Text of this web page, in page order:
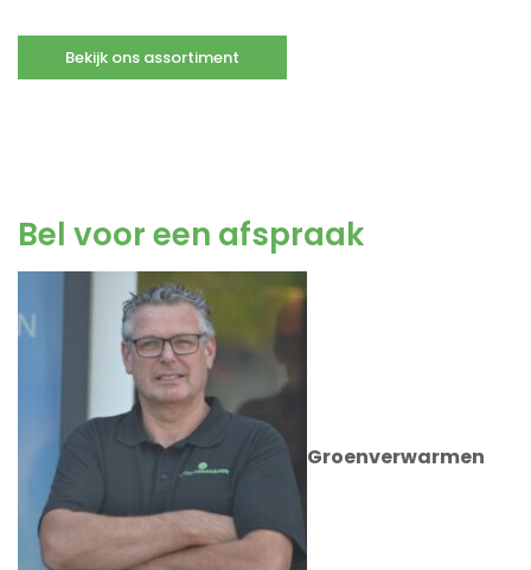
Bekijk ons assortiment
Bel voor een afspraak
Groenverwarmen